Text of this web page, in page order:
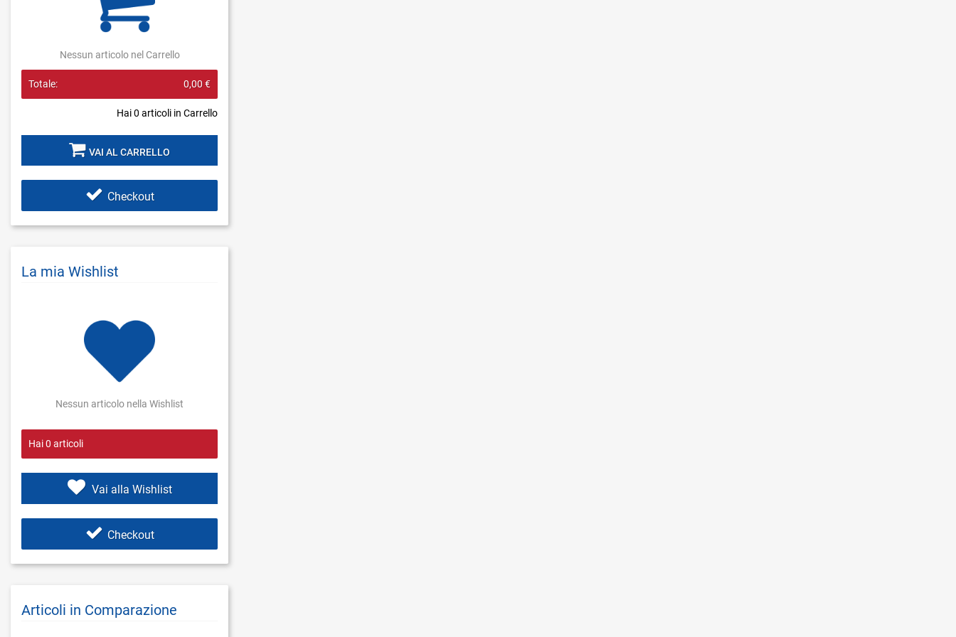
Nessun articolo nel Carrello
Hai0 articoli in Carrello
Totale: 0,00 €
VAI AL CARRELLO
Checkout
La mia Wishlist
Nessun articolo nella Wishlist
Hai0 articoli
Vai alla Wishlist
Checkout
Articoli in Comparazione